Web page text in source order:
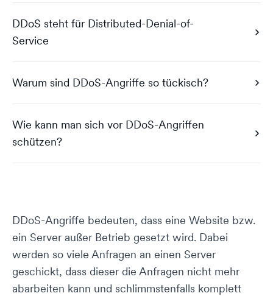
DDoS steht für Distributed-Denial-of-
Service
Warum sind DDoS-Angriffe so tückisch?
Wie kann man sich vor DDoS-Angriffen
schützen?
DDoS-Angriffe bedeuten, dass eine Website bzw.
ein Server außer Betrieb gesetzt wird. Dabei
werden so viele Anfragen an einen Server
geschickt, dass dieser die Anfragen nicht mehr
abarbeiten kann und schlimmstenfalls komplett